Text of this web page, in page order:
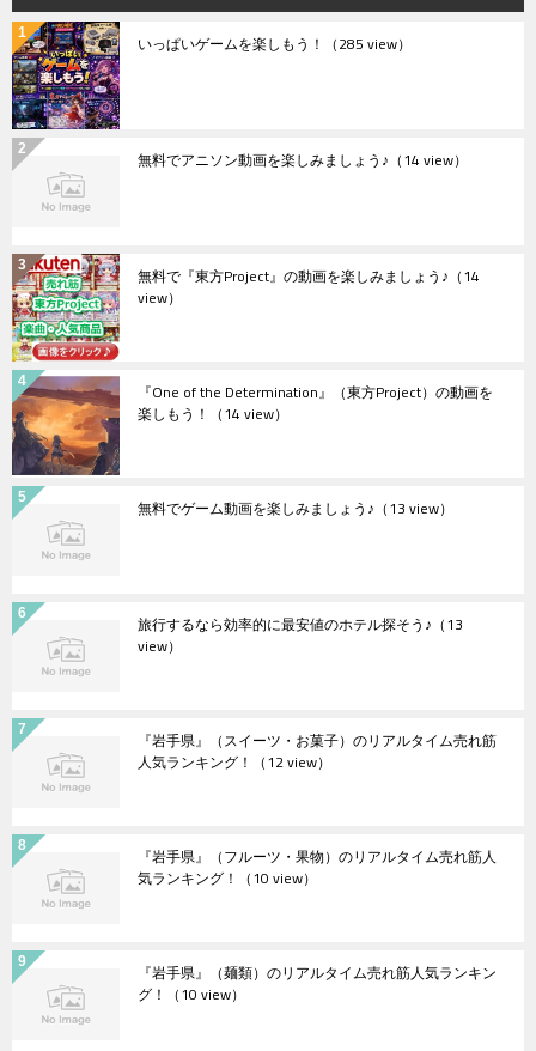
いっぱいゲームを楽しもう！ （285 view）
無料でアニソン動画を楽しみましょう♪ （14 view）
無料で『東方Project』の動画を楽しみましょう♪ （14
view）
『One of the Determination』（東方Project）の動画を
楽しもう！ （14 view）
無料でゲーム動画を楽しみましょう♪ （13 view）
旅行するなら効率的に最安値のホテル探そう♪ （13
view）
『岩手県』（スイーツ・お菓子）のリアルタイム売れ筋
人気ランキング！ （12 view）
『岩手県』（フルーツ・果物）のリアルタイム売れ筋人
気ランキング！ （10 view）
『岩手県』（麺類）のリアルタイム売れ筋人気ランキン
グ！ （10 view）